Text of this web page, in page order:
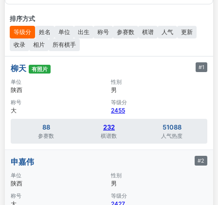
排序方式
等级分 姓名 单位 出生 称号 参赛数 棋谱 人气
更新
收录
相片 所有棋手
柳天 有照片 #1
单位
陕西
性别
男
称号
大
等级分
2455
88
参赛数
232
棋谱数
51088
人气热度
申嘉伟 #2
单位
陕西
性别
男
称号 等级分